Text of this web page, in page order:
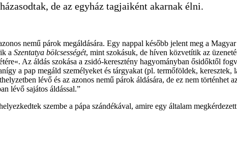
de az egyház tagjaiként akarnak élni.
nemű párok megáldására. Egy nappal később jelent meg a
a Szentatya bölcsességét, mint szokásuk, de híven közvetítik az
Az áldás szokása a zsidó-keresztény hagyományban ősidőktől
a pap megáld személyeket és tárgyakat (pl. termőföldek, keresztek,
lévő és az azonos nemű párok áldására, de ez nem történhet
lévő sajátos áldással.”
szembe a pápa szándékával, amire egy általam